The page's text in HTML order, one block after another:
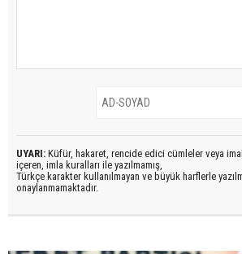
UYARI: Küfür, hakaret, rencide edici cümleler veya
içeren, imla kuralları ile yazılmamış,
Türkçe karakter kullanılmayan ve büyük harflerle
onaylanmamaktadır.